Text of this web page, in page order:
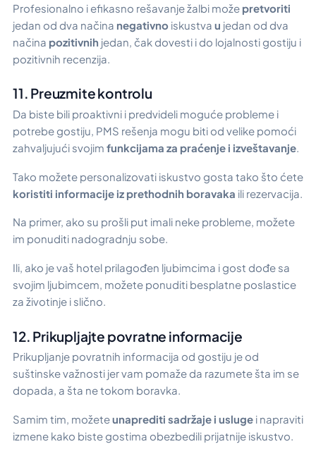
Profesionalno i efikasno rešavanje žalbi može pretvoriti
jedan od dva načina negativno iskustva u jedan od dva
načina pozitivnih jedan, čak dovesti i do lojalnosti gostiju i
pozitivnih recenzija.
11. Preuzmite kontrolu
Da biste bili proaktivni i predvideli moguće probleme i
potrebe gostiju, PMS rešenja mogu biti od velike pomoći
zahvaljujući svojim funkcijama za praćenje i izveštavanje.
Tako možete personalizovati iskustvo gosta tako što ćete
koristiti informacije iz prethodnih boravaka ili rezervacija.
Na primer, ako su prošli put imali neke probleme, možete
im ponuditi nadogradnju sobe.
Ili, ako je vaš hotel prilagođen ljubimcima i gost dođe sa
svojim ljubimcem, možete ponuditi besplatne poslastice
za životinje i slično.
12. Prikupljajte povratne informacije
Prikupljanje povratnih informacija od gostiju je od
suštinske važnosti jer vam pomaže da razumete šta im se
dopada, a šta ne tokom boravka.
Samim tim, možeteunaprediti sadržaje i usluge i napraviti
izmene kako biste gostima obezbedili prijatnije iskustvo.